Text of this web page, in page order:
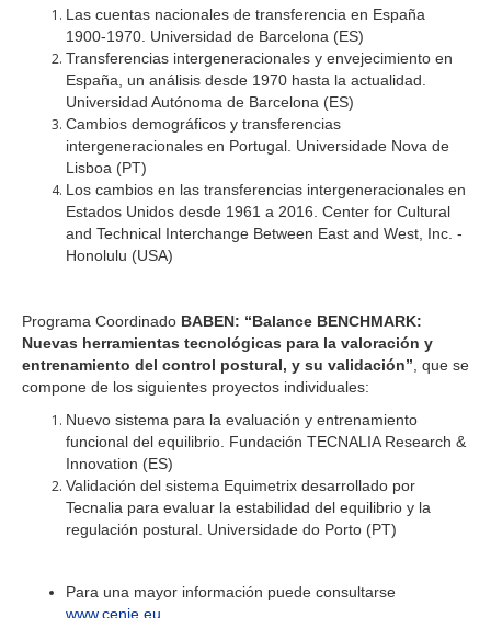
Las cuentas nacionales de transferencia en España
1900-1970. Universidad de Barcelona (ES)
Transferencias intergeneracionales y envejecimiento en
España, un análisis desde 1970 hasta la actualidad.
Universidad Autónoma de Barcelona (ES)
Cambios demográficos y transferencias
intergeneracionales en Portugal. Universidade Nova de
Lisboa (PT)
Los cambios en las transferencias intergeneracionales en
Estados Unidos desde 1961 a 2016. Center for Cultural
and Technical Interchange Between East and West, Inc. -
Honolulu (USA)
Programa Coordinado BABEN: “Balance BENCHMARK:
Nuevas herramientas tecnológicas para la valoración y
entrenamiento del control postural, y su validación” , que se
compone de los siguientes proyectos individuales:
Nuevo sistema para la evaluación y entrenamiento
funcional del equilibrio. Fundación TECNALIA Research &
Innovation (ES)
Validación del sistema Equimetrix desarrollado por
Tecnalia para evaluar la estabilidad del equilibrio y la
regulación postural. Universidade do Porto (PT)
Para una mayor información puede consultarse
www.cenie.eu